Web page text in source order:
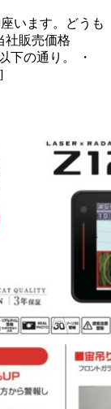
います。どうも
社販売価格
下の通り。 ・